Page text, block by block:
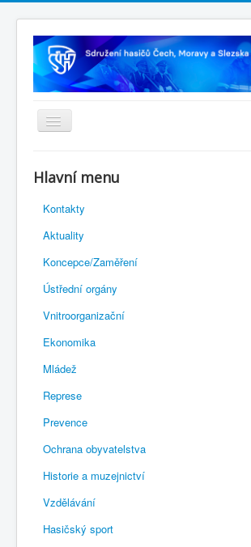
Rejstřík sportu
Novelizace Stanov SH ČMS
Plán činnosti 2026
Kalendář akcí
Výhody pro členy
Portál REDENOX
Hlavní menu
Kontakty
Aktuality
Koncepce/Zaměření
Ústřední orgány
Vnitroorganizační
Ekonomika
Mládež
Represe
Prevence
Ochrana obyvatelstva
Historie a muzejnictví
Vzdělávání
Hasičský sport